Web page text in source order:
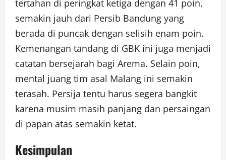
tertahan di peringkat ketiga dengan 41 poin,
semakin jauh dari Persib Bandung yang
berada di puncak dengan selisih enam poin.
Kemenangan tandang di GBK ini juga menjadi
catatan bersejarah bagi Arema. Selain poin,
mental juang tim asal Malang ini semakin
terasah. Persija tentu harus segera bangkit
karena musim masih panjang dan persaingan
di papan atas semakin ketat.
Kesimpulan